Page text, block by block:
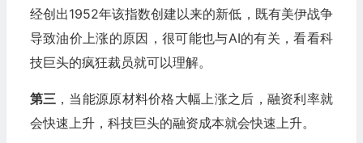
经创出1952年该指数创建以来的新低，既有美伊战争
导致油价上涨的原因，很可能也与AI的有关，看看科
技巨头的疯狂裁员就可以理解。
第三 ，当能源原材料价格大幅上涨之后，融资利率就
会快速上升，科技巨头的融资成本就会快速上升。